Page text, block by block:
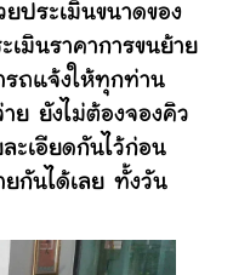
ประเมินขนาดของ
เมินราคาการขนย้าย
รถแจ้งให้ทุกท่าน
ย ยังไม่ต้องจองคิว
ะเอียดกันไว้ก่อน
กันได้เลย ทั้งวัน